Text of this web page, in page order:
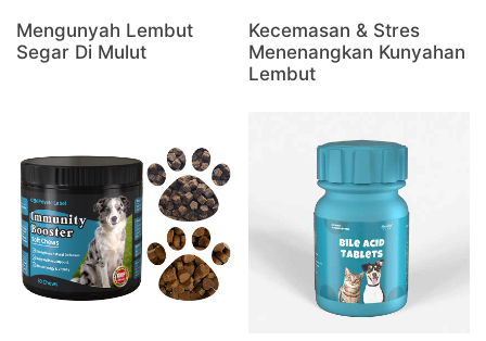
Mengunyah Lembut
Segar Di Mulut
Kecemasan & Stres
Menenangkan Kunyahan
Lembut